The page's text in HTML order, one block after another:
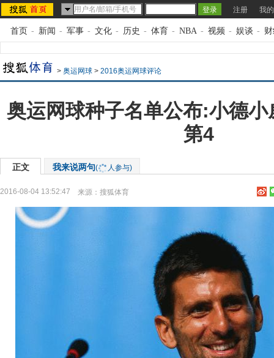
注册 我
首页 - 新闻 - 军事 - 文化 - 历史 - 体育 - NBA - 视频 - 娱谈 -
> 奥运网球 > 2016奥运网球评论
奥运网球种子名单公布:小德
第4
正文 我来说两句( 人参与)
2016-08-04 13:52:47 来源： 搜狐体育